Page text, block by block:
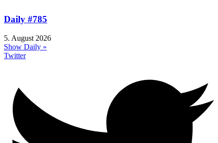
Daily #785
5. August 2026
Show Daily »
Twitter